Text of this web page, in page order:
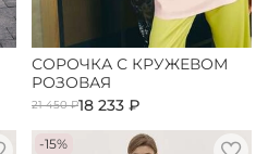
СОРОЧКА С КРУЖЕВОМ
РОЗОВАЯ
21 450 ₽18 233 ₽
-15%